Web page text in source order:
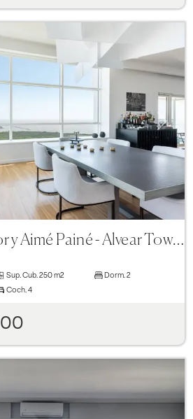
Azucena Villaflor y Aimé Painé - Alvear Tower
Sup. Cub. 250 m2 Dorm. 2
Coch. 4